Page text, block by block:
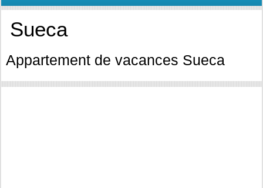
Sueca
Appartement de vacances Sueca